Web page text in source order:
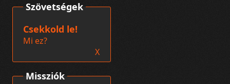
Missziók
Szövetségek
Csekkold le!
Mi ez?
X